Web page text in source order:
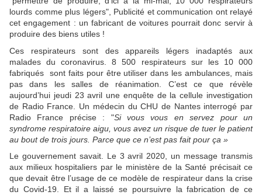
lourds comme plus légers", Publicité et communication ont relayé
cet engagement : un fabricant de voitures pourrait donc servir à
produire des biens utiles !
Ces respirateurs sont des appareils légers inadaptés aux
malades du coronavirus. 8 500 respirateurs sur les 10 000
fabriqués sont faits pour être utiliser dans les ambulances, mais
pas dans les salles de réanimation. C’est ce que révèle
aujourd’hui jeudi 23 avril une enquête de la cellule investigation
de Radio France. Un médecin du CHU de Nantes interrogé par
Radio France précise : "Si vous vous en servez pour un
syndrome respiratoire aigu, vous avez un risque de tuer le patient
au bout de trois jours. Parce que ce n’est pas fait pour ça »
Le gouvernement savait. Le 3 avril 2020, un message transmis
aux milieux hospitaliers par le ministère de la Santé précisait ce
que devait être l’usage de ce modèle de respirateur dans la crise
du Covid-19. Et il a laissé se poursuivre la fabrication de ce